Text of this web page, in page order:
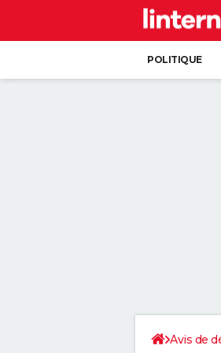
POLITIQUE
Avis de